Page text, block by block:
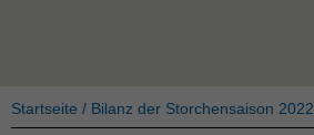
Startseite / Bilanz der Storchensaison 2022